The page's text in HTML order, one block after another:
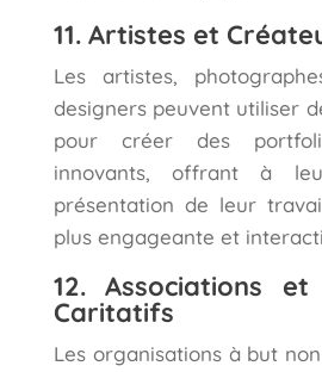
11. Artistes et
Les artistes,
designers peuvent utiliser
pour créer des
innovants, offrant à
présentation de leur
plus engageante et
12. Associations et
Caritatifs
Les organisations à but